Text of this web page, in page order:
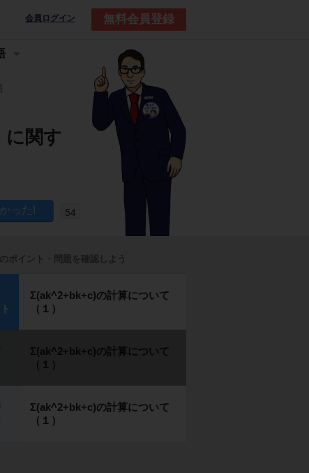
会員ログイン 無料会員登録
に関す
54
ポイント・問題を確認しよう
Σ(ak^2+bk+c)の計算について
（１）
Σ(ak^2+bk+c)の計算について
（１）
Σ(ak^2+bk+c)の計算について
（１）